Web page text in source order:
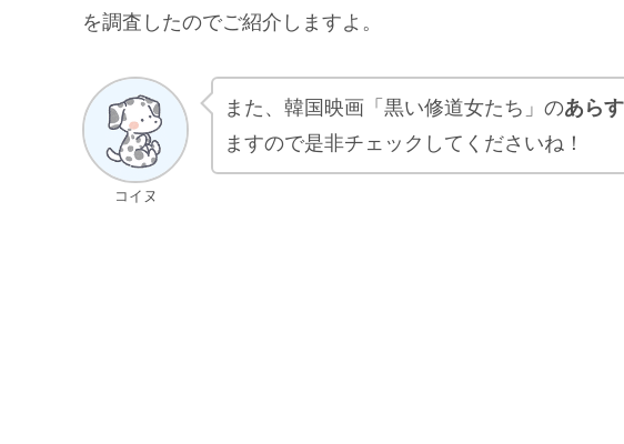
を調査したのでご紹介しますよ。
コイヌ
また、韓国映画「黒い修道女たち」のあら
ますので是非チェックしてくださいね！